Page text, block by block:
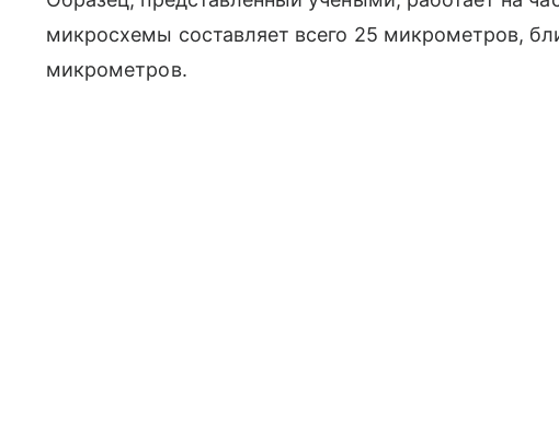
микросхемы составляет всего 25 микрометров,
микрометров.